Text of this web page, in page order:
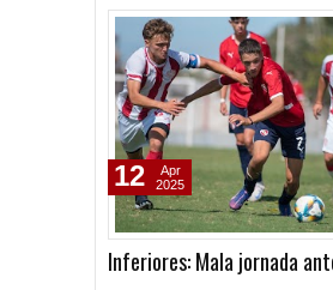
Inferiores: Mala jornada
12
Apr
2025